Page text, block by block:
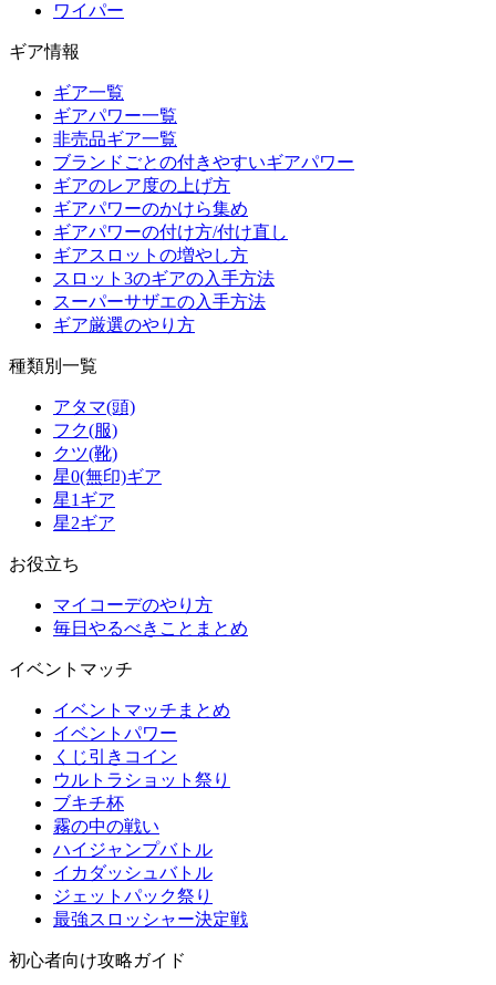
ワイパー
ギア情報
ギア一覧
ギアパワー一覧
非売品ギア一覧
ブランドごとの付きやすいギアパワー
ギアのレア度の上げ方
ギアパワーのかけら集め
ギアパワーの付け方/付け直し
ギアスロットの増やし方
スロット3のギアの入手方法
スーパーサザエの入手方法
ギア厳選のやり方
種類別一覧
アタマ(頭)
フク(服)
クツ(靴)
星0(無印)ギア
星1ギア
星2ギア
お役立ち
マイコーデのやり方
毎日やるべきことまとめ
イベントマッチ
イベントマッチまとめ
イベントパワー
くじ引きコイン
ウルトラショット祭り
ブキチ杯
霧の中の戦い
ハイジャンプバトル
イカダッシュバトル
ジェットパック祭り
最強スロッシャー決定戦
初心者向け攻略ガイド